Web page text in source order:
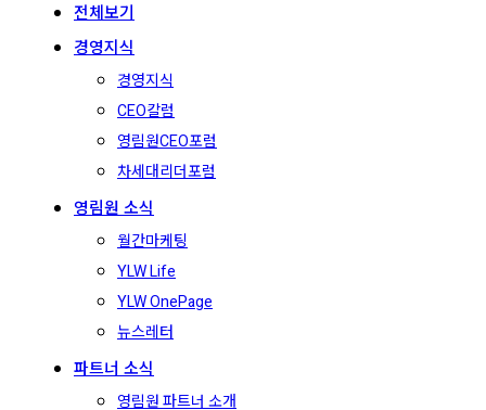
전체보기
경영지식
경영지식
CEO칼럼
영림원CEO포럼
차세대리더포럼
영림원 소식
월간마케팅
YLW Life
YLW OnePage
뉴스레터
파트너 소식
영림원 파트너 소개